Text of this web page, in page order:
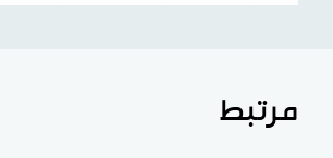
مرتبط